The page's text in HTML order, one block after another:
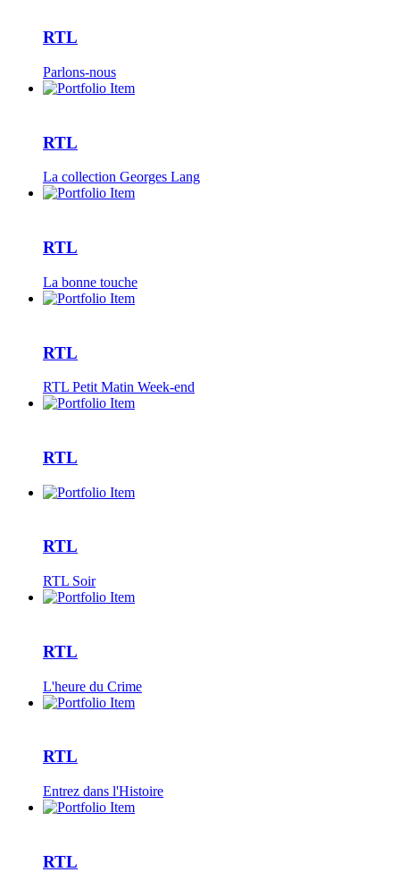
RTL
Parlons-nous
RTL
La collection Georges Lang
RTL
La bonne touche
RTL
RTL Petit Matin Week-end
RTL
RTL
RTL Soir
RTL
L'heure du Crime
RTL
Entrez dans l'Histoire
RTL